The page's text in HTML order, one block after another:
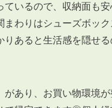
いるので、収納面も安
わりはシューズボッ
あると生活感を隠せ
あり、お買い物環境が